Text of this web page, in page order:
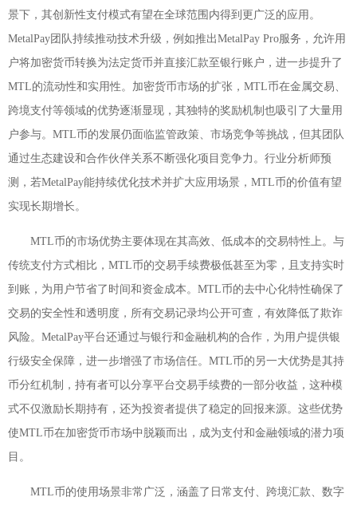
景下，其创新性支付模式有望在全球范围内得到更广泛的应用。
MetalPay团队持续推动技术升级，例如推出MetalPay Pro服务，允许用
户将加密货币转换为法定货币并直接汇款至银行账户，进一步提升了
MTL的流动性和实用性。加密货币市场的扩张，MTL币在金属交易、
跨境支付等领域的优势逐渐显现，其独特的奖励机制也吸引了大量用
户参与。MTL币的发展仍面临监管政策、市场竞争等挑战，但其团队
通过生态建设和合作伙伴关系不断强化项目竞争力。行业分析师预
测，若MetalPay能持续优化技术并扩大应用场景，MTL币的价值有望
实现长期增长。
MTL币的市场优势主要体现在其高效、低成本的交易特性上。与
传统支付方式相比，MTL币的交易手续费极低甚至为零，且支持实时
到账，为用户节省了时间和资金成本。MTL币的去中心化特性确保了
交易的安全性和透明度，所有交易记录均公开可查，有效降低了欺诈
风险。MetalPay平台还通过与银行和金融机构的合作，为用户提供银
行级安全保障，进一步增强了市场信任。MTL币的另一大优势是其持
币分红机制，持有者可以分享平台交易手续费的一部分收益，这种模
式不仅激励长期持有，还为投资者提供了稳定的回报来源。这些优势
使MTL币在加密货币市场中脱颖而出，成为支付和金融领域的潜力项
目。
MTL币的使用场景非常广泛，涵盖了日常支付、跨境汇款、数字